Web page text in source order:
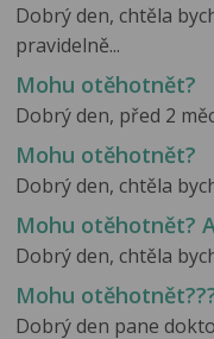
Dobrý den, chtěla
pravidelně...
Mohu otěhotnět?
Dobrý den, před 2
Mohu otěhotnět?
Dobrý den, chtěla
Mohu otěhotnět?
Dobrý den, chtěla
Mohu
Dobrý den pane